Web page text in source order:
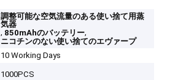
調整可能な空気流量のある使い捨て用蒸
気器
, 850mAhのバッテリー,
ニコチンのない使い捨てのエヴァープ
10 Working Days
1000PCS